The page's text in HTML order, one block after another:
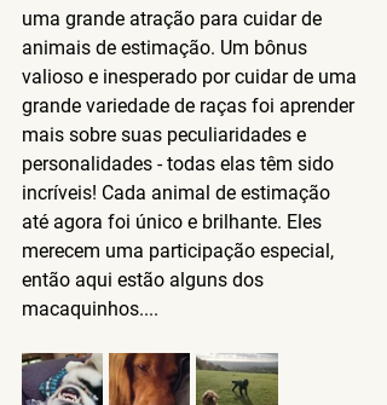
uma grande atração para cuidar de
animais de estimação. Um bônus
valioso e inesperado por cuidar de uma
grande variedade de raças foi aprender
mais sobre suas peculiaridades e
personalidades - todas elas têm sido
incríveis! Cada animal de estimação
até agora foi único e brilhante. Eles
merecem uma participação especial,
então aqui estão alguns dos
macaquinhos....